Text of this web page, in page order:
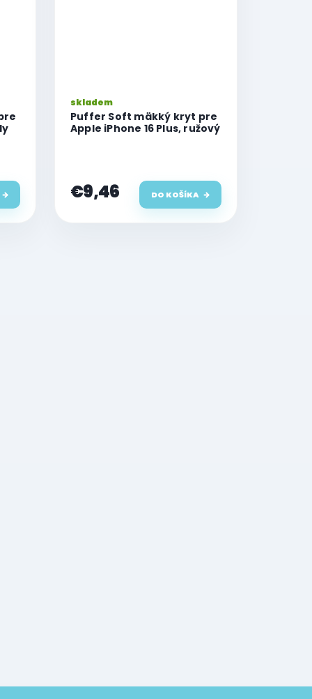
Puffer Soft mäkký kryt pre
Apple iPhone 16 Plus, ružový
skladem
€9,46 DO KOŠÍKA